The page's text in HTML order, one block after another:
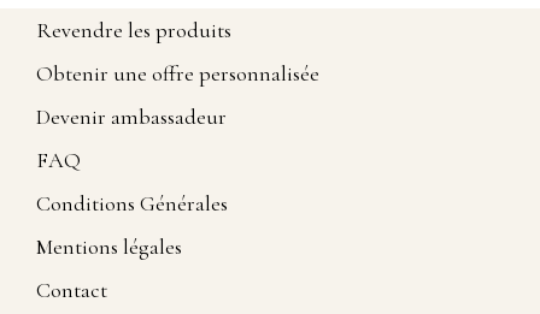
Revendre les produits
Obtenir une offre personnalisée
Devenir ambassadeur
FAQ
Conditions Générales
Mentions légales
Contact